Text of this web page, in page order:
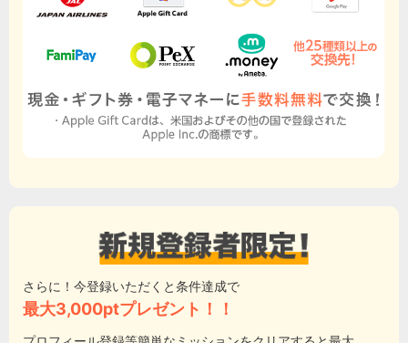
さらに！今登録いただくと条件達成で
最大3,000ptプレゼント！！